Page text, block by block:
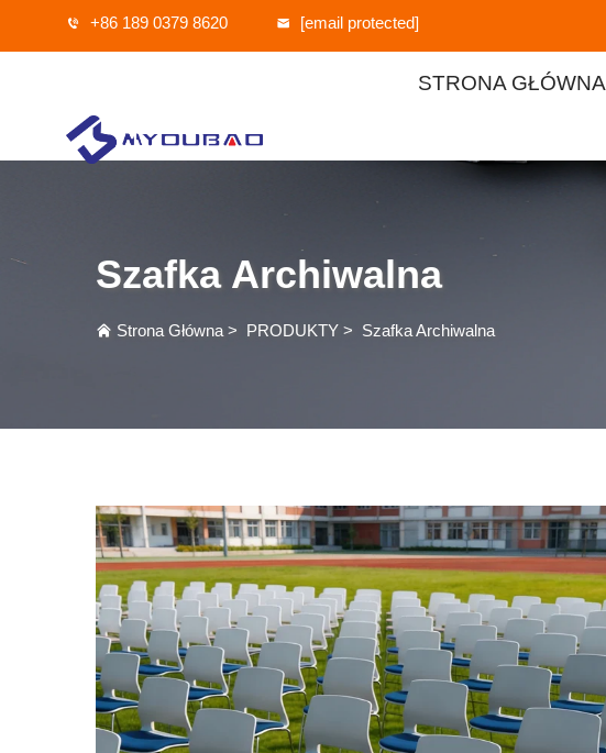
+86 189 0379 8620 [email protected]
STRONA GŁÓWNA
Szafka Archiwalna
Strona Główna > PRODUKTY > Szafka Archiwalna